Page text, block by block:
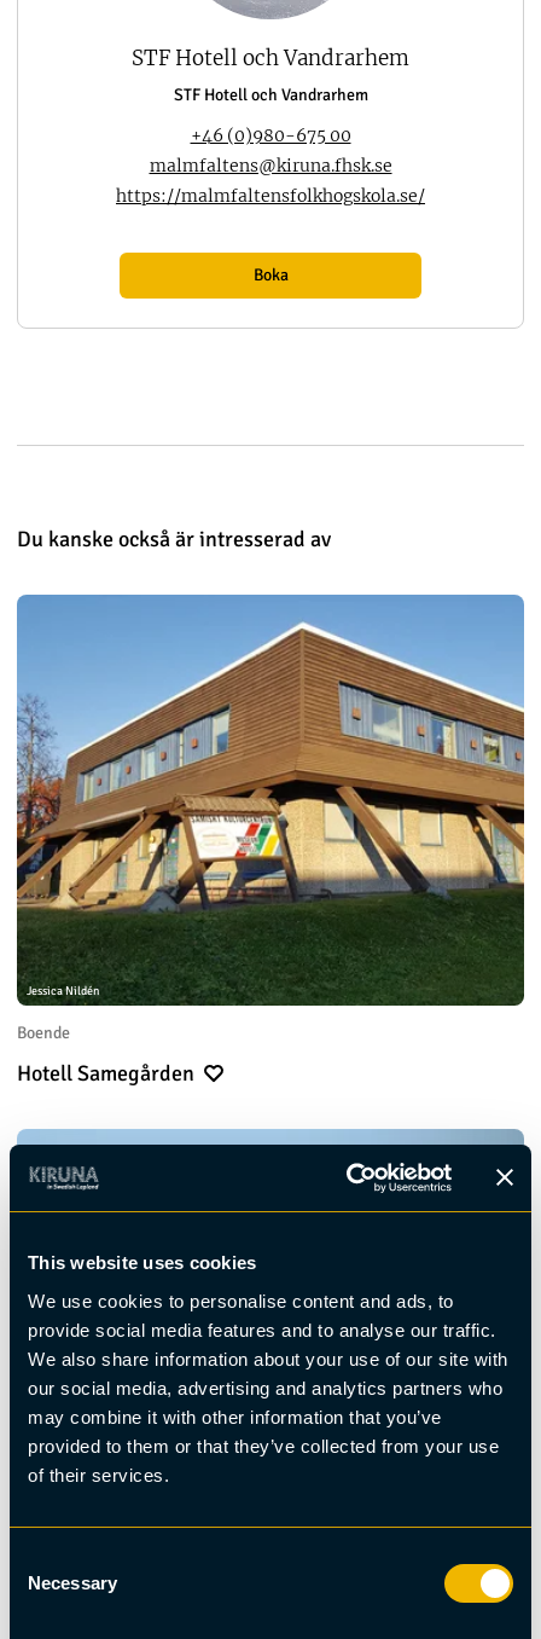
This website uses cookies
We use cookies to personalise content and ads, to
provide social media features and to analyse our traffic.
We also share information about your use of our site with
our social media, advertising and analytics partners who
may combine it with other information that you’ve
provided to them or that they’ve collected from your use
of their services.
Selection
Necessary
STF Hotell och Vandrarhem
STF Hotell och Vandrarhem
+46 (0)980-675 00
malmfaltens@kiruna.fhsk.se
https://malmfaltensfolkhogskola.se/
Boka
Du kanske också är intresserad av
Jessica Nildén
Boende
Hotell Samegården